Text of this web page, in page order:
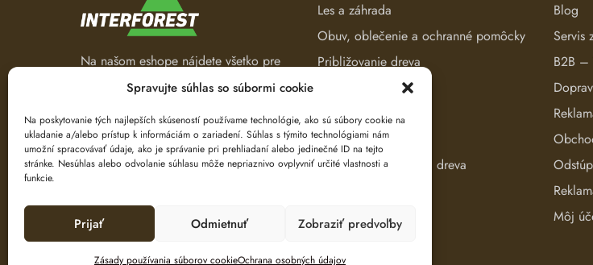
Spravujte súhlas so súbormi cookie
Na poskytovanie tých najlepších skúseností používame technológie, ako sú súbory cookie na
ukladanie a/alebo prístup k informáciám o zariadení. Súhlas s týmito technológiami nám
umožní spracovávať údaje, ako je správanie pri prehliadaní alebo jedinečné ID na tejto
stránke. Nesúhlas alebo odvolanie súhlasu môže nepriaznivo ovplyvniť určité vlastnosti a
funkcie.
Prijať Odmietnuť Zobraziť predvoľby
Zásady používania súborov cookieOchrana osobných údajov
Na našom eshope nájdete všetko pre
les a záhradu. Od pracovného
oblečenia, nástrojov na ťažbu a
spracovanie dreva až po ručné
náradie.
Les a záhrada
Obuv, oblečenie a ochranné pomôcky
Približovanie dreva
Robotické kosačky
Spracovanie dreva
Ťažba dreva
Značenie a evidencia dreva
Blog
Servis
B2B –
Môj